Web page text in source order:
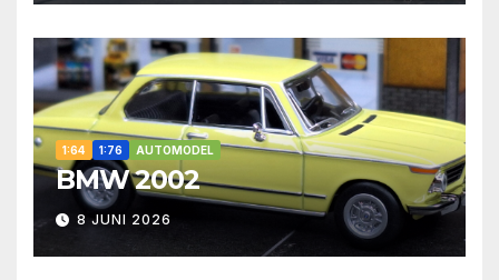
1:64 1:76 AUTOMODEL
BMW 2002
8 JUNI 2026